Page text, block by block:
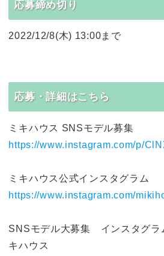
応募締め切り
2022/12/8(木) 13:00まで
応募・詳細はこちら
ミキハウス SNSモデル募集
https://www.instagram.com/p/
ミキハウス公式インスタグラム
https://www.instagram.com/
SNSモデル大募集 インスタグラ
キハウス